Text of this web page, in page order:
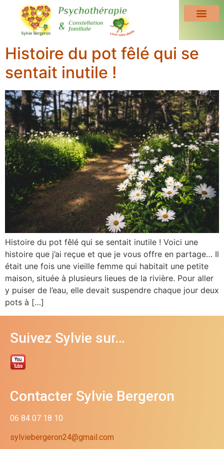
Histoire du pot fêlé qui se
sentait inutile !
Histoire du pot fêlé qui se sentait inutile ! Voici une
histoire que j’ai reçue et que je vous offre en partage… Il
était une fois une vieille femme qui habitait une petite
maison, située à plusieurs lieues de la rivière. Pour aller
y puiser de l’eau, elle devait suspendre chaque jour deux
pots à […]
Suivez Sylvie sur…
Contacter Sylvie Bergeron
06 84 07 18 10
sylviebergeron24@gmail.com